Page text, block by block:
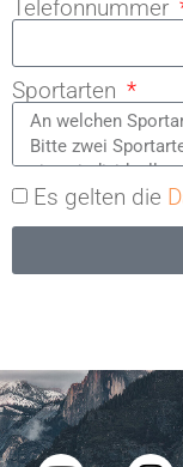
Telefonnummer
Sportarten
Es gelten die